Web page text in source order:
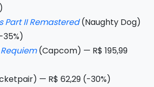
Part II Remastered(Naughty Dog)
35%)
(Capcom) — R$ 195,99
— R$ 62,29 (-30%)